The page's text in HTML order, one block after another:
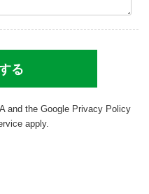
and the Google Privacy Policy
apply.